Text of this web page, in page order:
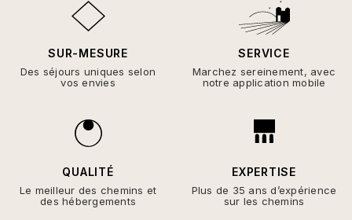
SUR-MESURE
Des séjours uniques selon
vos envies
SERVICE
Marchez sereinement, avec
notre application mobile
QUALITÉ
Le meilleur des chemins et
des hébergements
EXPERTISE
Plus de 35 ans d’expérience
sur les chemins